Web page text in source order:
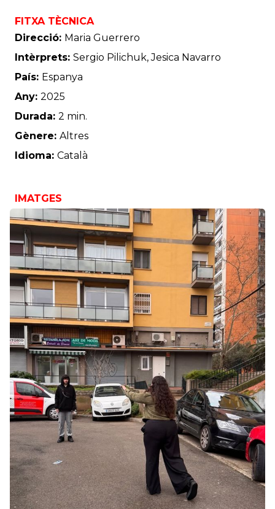
FITXA TÈCNICA
Direcció: Maria Guerrero
Intèrprets: Sergio Pilichuk, Jesica Navarro
País: Espanya
Any: 2025
Durada: 2 min.
Gènere: Altres
Idioma: Català
IMATGES